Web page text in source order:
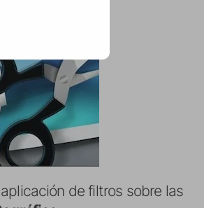
de filtros sobre las